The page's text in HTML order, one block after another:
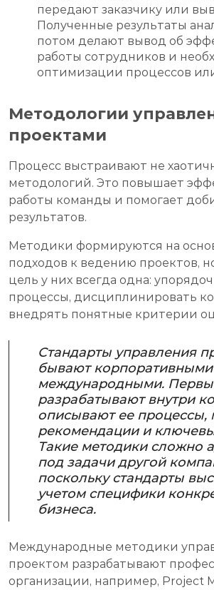
передают заказчику или
Полученные результаты
потом делают вывод об
работы сотрудников и
оптимизации процессов
Методологии
проектами
Процесс выстраивают не
методологий. Это повышает
работы команды и помогает
результатов.
Методики формируются на
подходов к ведению проектов,
цель у них всегда одна:
процессы, дисциплинировать
внедрять понятные критерии
Стандарты управления
бывают
международными.
разрабатывают внутри
описывают ее процессы,
рекомендации и
Такие методики сложно
под задачи другой
поскольку стандарты
учетом специфики
бизнеса.
Международные методики
проектом разрабатывают
организации, например, Project